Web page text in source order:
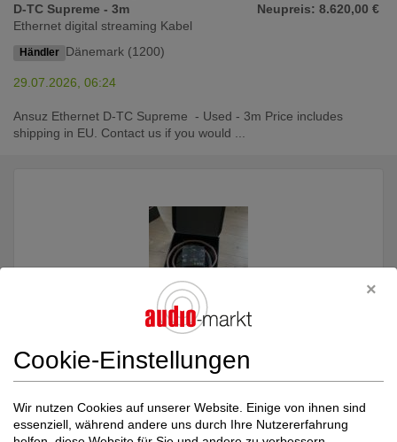
D-TC Supreme - 3m
Ethernet digital streaming Kabel
Händler Dänemark (1200)
Neupreis: 8.620,00 €
29.07.2026, 06:24
Ansuz Ethernet D-TC Supreme - Used - 3m Price includes
shipping in EU. Contact us if you would ...
D-TC2 - 2m
Ethernet digital streaming Kabel
Neupreis: 6.290,00 €
Cookie-Einstellungen
Wir nutzen Cookies auf unserer Website. Einige von ihnen sind
essenziell, während andere uns durch Ihre Nutzererfahrung